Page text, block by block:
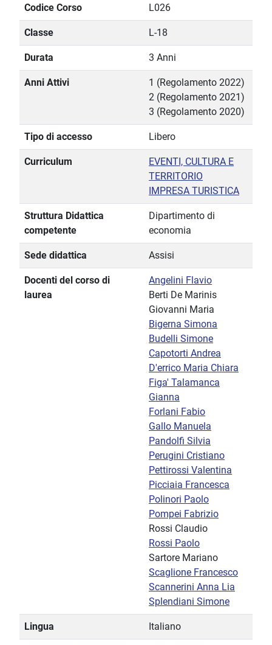
Codice Corso L026
Classe L-18
Durata 3 Anni
Anni Attivi
1 (Regolamento 2022)
2 (Regolamento 2021)
3 (Regolamento 2020)
Tipo di accesso Libero
Curriculum
EVENTI, CULTURA E
TERRITORIO
IMPRESA TURISTICA
Struttura Didattica
competente
Dipartimento di
economia
Sede didattica Assisi
Docenti del corso di
laurea
Angelini Flavio
Berti De Marinis
Giovanni Maria
Bigerna Simona
Budelli Simone
Capotorti Andrea
D'errico Maria Chiara
Figa' Talamanca
Gianna
Forlani Fabio
Gallo Manuela
Pandolfi Silvia
Perugini Cristiano
Pettirossi Valentina
Picciaia Francesca
Polinori Paolo
Pompei Fabrizio
Rossi Claudio
Rossi Paolo
Sartore Mariano
Scaglione Francesco
Scannerini Anna Lia
Splendiani Simone
Lingua Italiano